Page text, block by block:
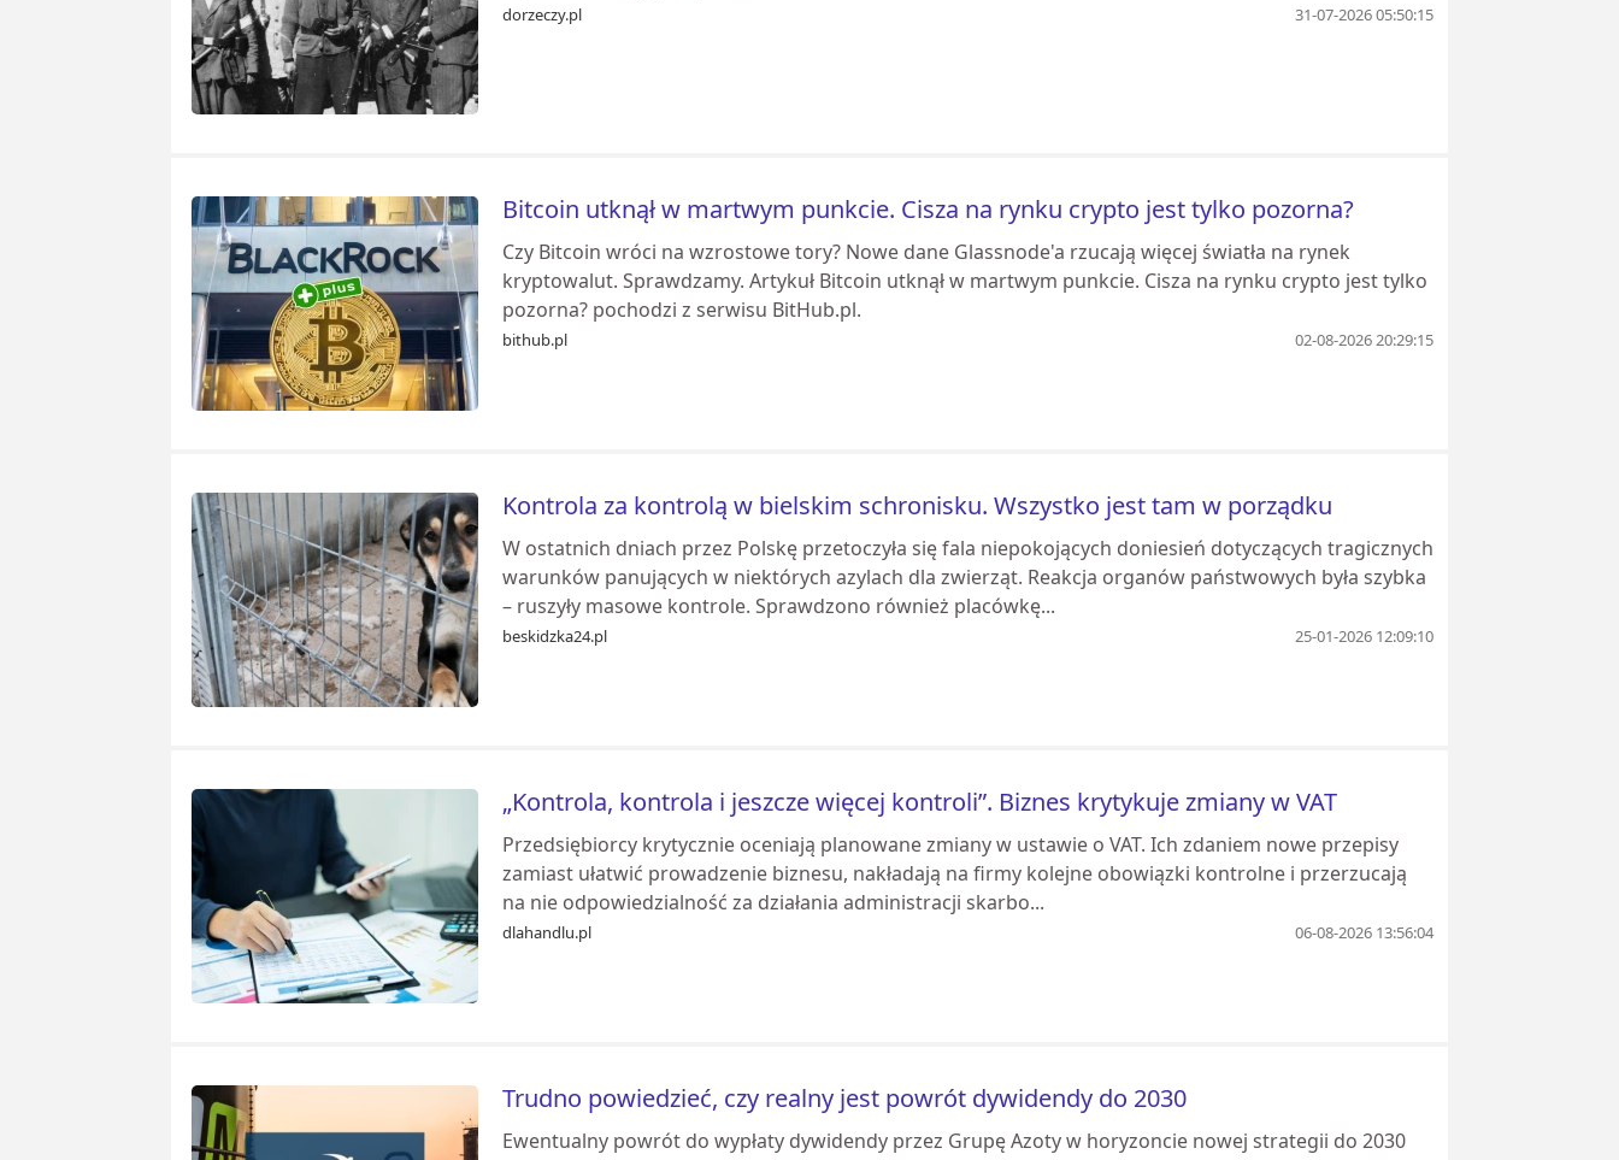
dorzeczy.pl 31-07-2026 05:50:15
Bitcoin utknął w martwym punkcie. Cisza na rynku crypto jest tylko pozorna?
Czy Bitcoin wróci na wzrostowe tory? Nowe dane Glassnode'a rzucają więcej światła na rynek
kryptowalut. Sprawdzamy. Artykuł Bitcoin utknął w martwym punkcie. Cisza na rynku crypto jest tylko
pozorna? pochodzi z serwisu BitHub.pl.
bithub.pl 02-08-2026 20:29:15
Kontrola za kontrolą w bielskim schronisku. Wszystko jest tam w porządku
W ostatnich dniach przez Polskę przetoczyła się fala niepokojących doniesień dotyczących tragicznych
warunków panujących w niektórych azylach dla zwierząt. Reakcja organów państwowych była szybka
– ruszyły masowe kontrole. Sprawdzono również placówkę...
beskidzka24.pl 25-01-2026 12:09:10
„Kontrola, kontrola i jeszcze więcej kontroli”. Biznes krytykuje zmiany w VAT
Przedsiębiorcy krytycznie oceniają planowane zmiany w ustawie o VAT. Ich zdaniem nowe przepisy
zamiast ułatwić prowadzenie biznesu, nakładają na firmy kolejne obowiązki kontrolne i przerzucają
na nie odpowiedzialność za działania administracji skarbo...
dlahandlu.pl 06-08-2026 13:56:04
Trudno powiedzieć, czy realny jest powrót dywidendy do 2030
Ewentualny powrót do wypłaty dywidendy przez Grupę Azoty w horyzoncie nowej strategii do 2030